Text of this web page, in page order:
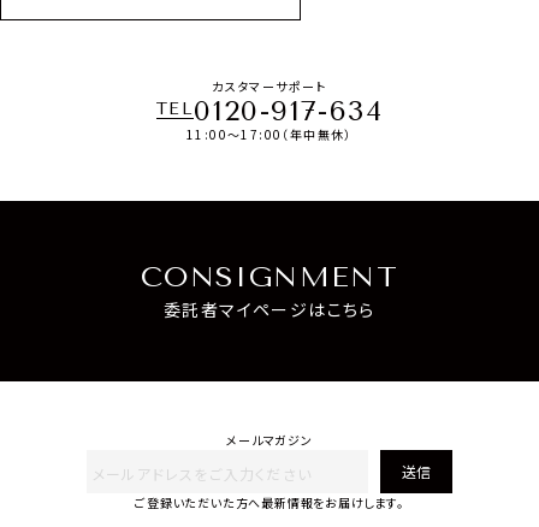
カスタマーサポート
TEL0120-917-634
11:00～17:00（年中無休）
CONSIGNMENT
委託者マイページはこちら
メールマガジン
送信
ご登録いただいた方へ最新情報をお届けします。